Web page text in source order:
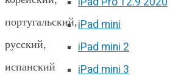
iPad mini
iPad mini 2
iPad mini 3
португальский,
русский,
испанский